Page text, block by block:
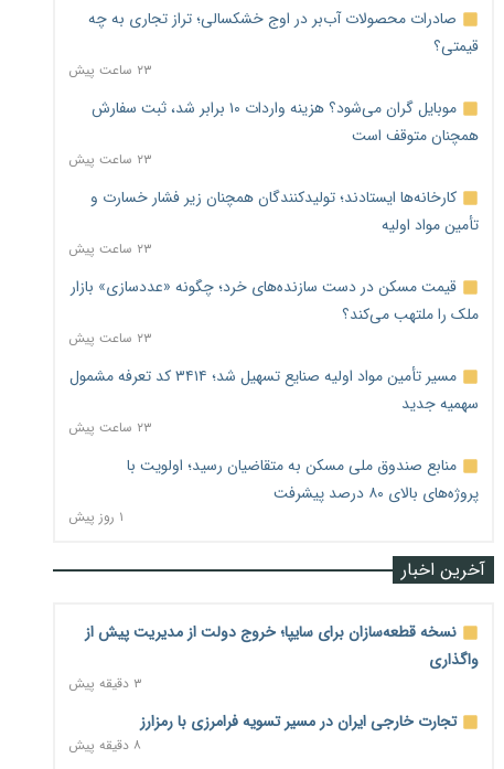
صادرات محصولات آب‌بر در اوج خشکسالی؛ تراز تجاری به چه
قیمتی؟
۲۳ ساعت پیش
موبایل گران می‌شود؟ هزینه واردات ۱۰ برابر شد، ثبت سفارش
همچنان متوقف است
۲۳ ساعت پیش
کارخانه‌ها ایستادند؛ تولیدکنندگان همچنان زیر فشار خسارت و
تأمین مواد اولیه
۲۳ ساعت پیش
قیمت مسکن در دست سازنده‌های خرد؛ چگونه «عددسازی» بازار
ملک را ملتهب می‌کند؟
۲۳ ساعت پیش
مسیر تأمین مواد اولیه صنایع تسهیل شد؛ ۳۴۱۴ کد تعرفه مشمول
سهمیه جدید
۲۳ ساعت پیش
منابع صندوق ملی مسکن به متقاضیان رسید؛ اولویت با
پروژه‌های بالای ۸۰ درصد پیشرفت
۱ روز پیش
آخرین اخبار
نسخه قطعه‌سازان برای سایپا؛ خروج دولت از مدیریت پیش از
واگذاری
۳ دقیقه پیش
تجارت خارجی ایران در مسیر تسویه فرامرزی با رمزارز
۸ دقیقه پیش